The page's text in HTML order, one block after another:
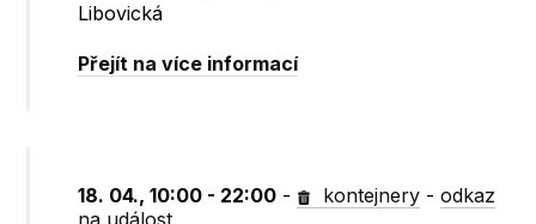
Libovická
Přejít na více informací
18. 04., 10:00 - 22:00 - kontejnery -odkaz
na událost